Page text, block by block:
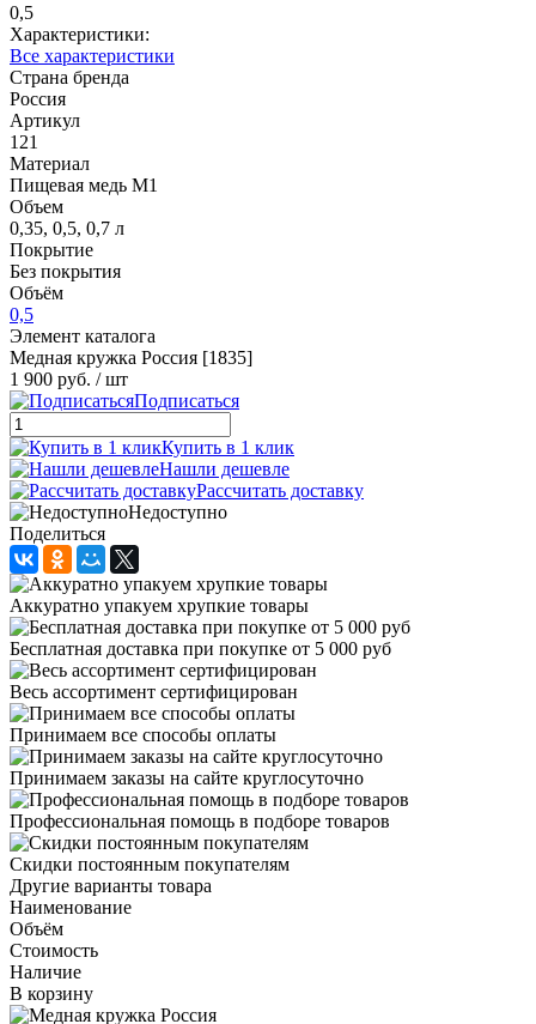
0,5
Характеристики:
Все характеристики
Страна бренда
Россия
Артикул
121
Материал
Пищевая медь М1
Объем
0,35, 0,5, 0,7 л
Покрытие
Без покрытия
Объём
0,5
Элемент каталога
Медная кружка Россия [1835]
1 900 руб. / шт
Подписаться
Купить в 1 клик
Нашли дешевле
Рассчитать доставку
Недоступно
Поделиться
Аккуратно упакуем хрупкие товары
Бесплатная доставка при покупке от 5 000 руб
Весь ассортимент сертифицирован
Принимаем все способы оплаты
Принимаем заказы на сайте круглосуточно
Профессиональная помощь в подборе товаров
Скидки постоянным покупателям
Другие варианты товара
Наименование
Объём
Стоимость
Наличие
В корзину